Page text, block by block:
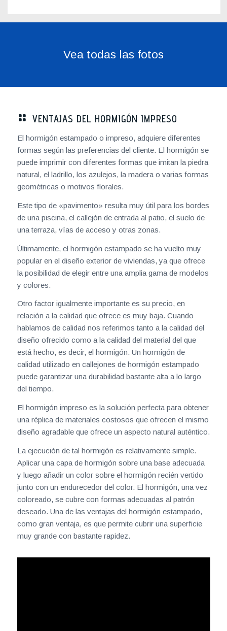
Vea todas las fotos
VENTAJAS DEL HORMIGÓN IMPRESO
El hormigón estampado o impreso, adquiere diferentes
formas según las preferencias del cliente. El hormigón se
puede imprimir con diferentes formas que imitan la piedra
natural, el ladrillo, los azulejos, la madera o varias formas
geométricas o motivos florales.
Este tipo de «pavimento» resulta muy útil para los bordes
de una piscina, el callejón de entrada al patio, el suelo de
una terraza, vías de acceso y otras zonas.
Últimamente, el hormigón estampado se ha vuelto muy
popular en el diseño exterior de viviendas, ya que ofrece
la posibilidad de elegir entre una amplia gama de modelos
y colores.
Otro factor igualmente importante es su precio, en
relación a la calidad que ofrece es muy baja. Cuando
hablamos de calidad nos referimos tanto a la calidad del
diseño ofrecido como a la calidad del material del que
está hecho, es decir, el hormigón. Un hormigón de
calidad utilizado en callejones de hormigón estampado
puede garantizar una durabilidad bastante alta a lo largo
del tiempo.
El hormigón impreso es la solución perfecta para obtener
una réplica de materiales costosos que ofrecen el mismo
diseño agradable que ofrece un aspecto natural auténtico.
La ejecución de tal hormigón es relativamente simple.
Aplicar una capa de hormigón sobre una base adecuada
y luego añadir un color sobre el hormigón recién vertido
junto con un endurecedor del color. El hormigón, una vez
coloreado, se cubre con formas adecuadas al patrón
deseado. Una de las ventajas del hormigón estampado,
como gran ventaja, es que permite cubrir una superficie
muy grande con bastante rapidez.